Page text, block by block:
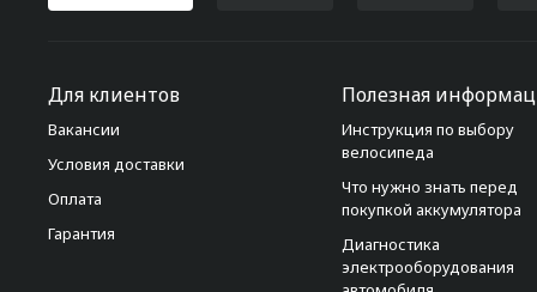
Для клиентов
Вакансии
Условия доставки
Оплата
Гарантия
Полезная
Инструкция по выбору
велосипеда
Что нужно знать перед
покупкой аккумулятора
Диагностика
электрооборудования